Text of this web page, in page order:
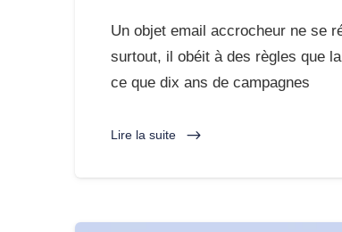
Un objet email accrocheur ne se
surtout, il obéit à des règles que
ce que dix ans de campagnes
Lire la suite